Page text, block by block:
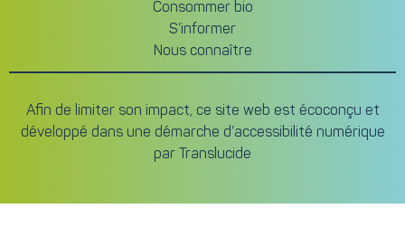
Consommer bio
S’informer
Nous connaître
Afin de limiter son impact, ce site web est écoconçu et
développé dans une démarche d’accessibilité numérique
par Translucide